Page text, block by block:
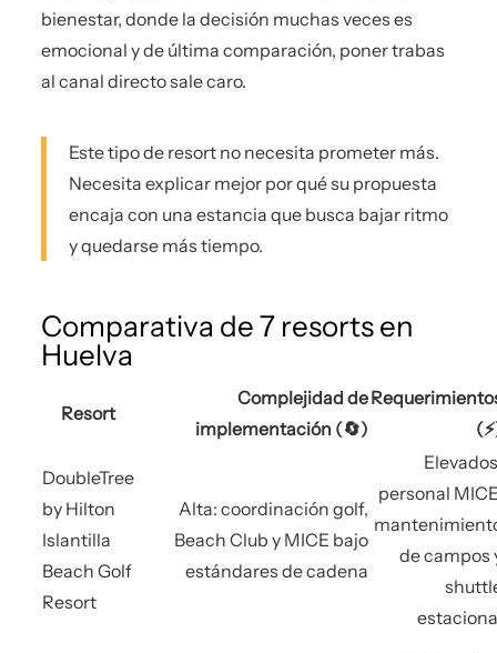
bienestar, donde la decisión muchas veces es
emocional y de última comparación, poner trabas
al canal directo sale caro.
Este tipo de resort no necesita prometer más.
Necesita explicar mejor por qué su propuesta
encaja con una estancia que busca bajar ritmo
y quedarse más tiempo.
Comparativa de 7 resorts en
Huelva
Resort
Complejidad de
implementación (🔄)
DoubleTree
by Hilton
Islantilla
Beach Golf
Resort
Alta: coordinación golf,
Beach Club y MICE bajo
estándares de cadena
personal
de campos